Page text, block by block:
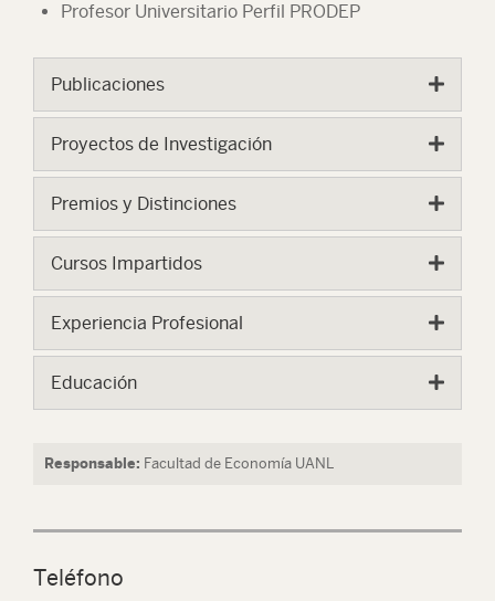
Profesor Universitario Perfil PRODEP
Publicaciones
Proyectos de Investigación
Premios y Distinciones
Cursos Impartidos
Experiencia Profesional
Educación
Responsable: Facultad de Economía UANL
Teléfono